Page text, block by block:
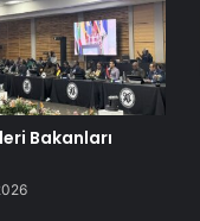
Bakanları